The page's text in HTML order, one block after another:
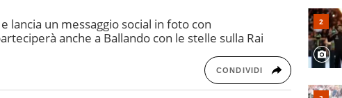
lancia un messaggio social in foto con
anche a Ballando con le stelle sulla Rai
CONDIVIDI